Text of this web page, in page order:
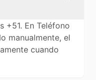
+51. En Teléfono
manualmente, el
cuando